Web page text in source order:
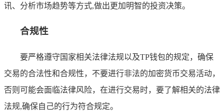
讯、分析市场趋势等方式,做出更加明智的投资决策。
合规性
要严格遵守国家相关法律法规以及TP钱包的规定，确保
交易的合法性和合规性，不要进行非法的加密货币交易活动，
否则可能会面临法律风险，在进行交易时，要了解相关的法律
法规,确保自己的行为符合规定。